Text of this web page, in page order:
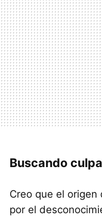
Buscando
Creo que el
por el